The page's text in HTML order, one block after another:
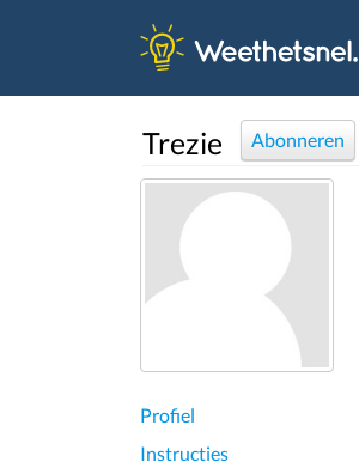
Trezie Abonneren
Profiel
Instructies